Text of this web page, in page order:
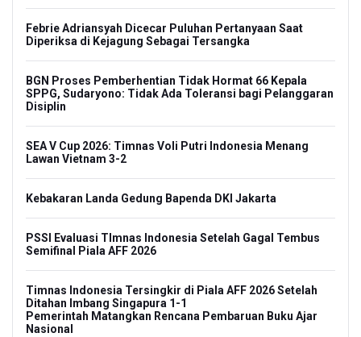
Febrie Adriansyah Dicecar Puluhan Pertanyaan Saat
Diperiksa di Kejagung Sebagai Tersangka
BGN Proses Pemberhentian Tidak Hormat 66 Kepala
SPPG, Sudaryono: Tidak Ada Toleransi bagi Pelanggaran
Disiplin
SEA V Cup 2026: Timnas Voli Putri Indonesia Menang
Lawan Vietnam 3-2
Kebakaran Landa Gedung Bapenda DKI Jakarta
PSSI Evaluasi TImnas Indonesia Setelah Gagal Tembus
Semifinal Piala AFF 2026
Timnas Indonesia Tersingkir di Piala AFF 2026 Setelah
Ditahan Imbang Singapura 1-1
Pemerintah Matangkan Rencana Pembaruan Buku Ajar
Nasional